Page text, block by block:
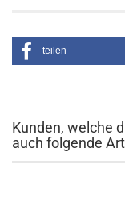
teilen
Kunden, welche
auch folgende